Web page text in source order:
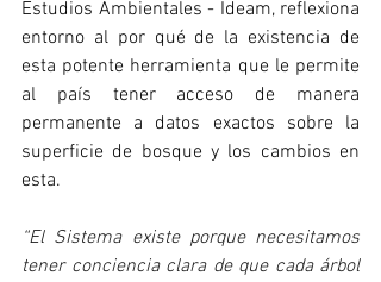
Estudios Ambientales - Ideam, reflexiona
entorno al por qué de la existencia de
esta potente herramienta que le permite
al país tener acceso de manera
permanente a datos exactos sobre la
superficie de bosque y los cambios en
esta.
“El Sistema existe porque necesitamos
tener conciencia clara de que cada árbol